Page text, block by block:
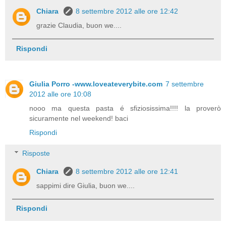
Chiara
8 settembre 2012 alle ore 12:42
grazie Claudia, buon we....
Rispondi
Giulia Porro -www.loveateverybite.com 7 settembre
2012 alle ore 10:08
nooo ma questa pasta é sfiziosissima!!!! la proverò
sicuramente nel weekend! baci
Rispondi
Risposte
Chiara
8 settembre 2012 alle ore 12:41
sappimi dire Giulia, buon we....
Rispondi